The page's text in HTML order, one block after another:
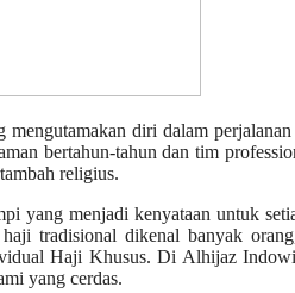
mengutamakan diri dalam
bertahun-tahun dan tim
religius.
yang menjadi kenyataan untuk
haji tradisional dikenal banyak
Haji Khusus. Di Alhijaz
yang cerdas.